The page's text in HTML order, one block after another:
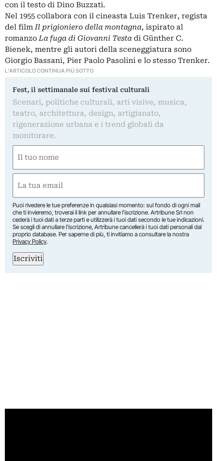
con il testo di Dino Buzzati.
Nel 1955 collabora con il cineasta Luis Trenker, regista
del filmIl prigioniero della montagna, ispirato al
romanzoLa fuga di Giovanni Testa di Günther C.
Bienek, mentre gli autori della sceneggiatura sono
Giorgio Bassani, Pier Paolo Pasolini e lo stesso Trenker.
L'ARTICOLO CONTINUA PIÙ SOTTO
Fest, il settimanale sui festival culturali
Scenari, politiche culturali, arti visive, musica,
teatro, architettura, design, artigianato,
rigenerazione urbana e i trend globali da
monitorare.
(Required)
First
(Required)
Puoi rivedere le tue preferenze in qualsiasi momento: sul fondo di ogni mail
che ti invieremo, troverai il link per annullare l’iscrizione. Artribune Srl non
cederà i tuoi dati a terze parti e utilizzerà i tuoi dati secondo le tue indicazioni.
Se scegli di annullare l’iscrizione, Artribune cancellerà i tuoi dati personali dal
proprio database. Per saperne di più, ti invitiamo a consultare la nostra
Privacy Policy.
Iscriviti